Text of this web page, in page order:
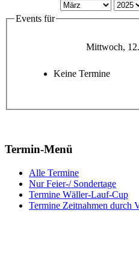
Events für
Mittwoch,
Keine Termine
Termin-Menü
Alle Termine
Nur Feier-/ Sondertage
Termine Wäller-Lauf-Cup
Termine Zeitnahmen durch